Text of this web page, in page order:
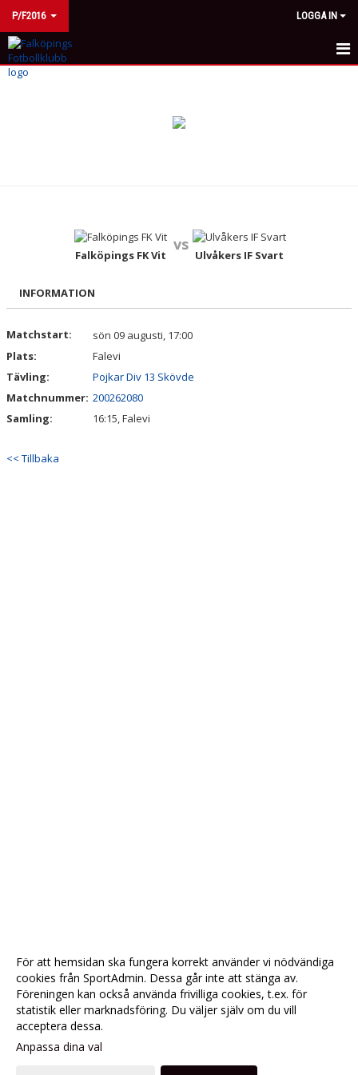
P/F2016 LOGGA IN
HEM
Falköpings FK Vit
vs
Ulvåkers IF Svart
INFORMATION
Matchstart:
sön 09 augusti, 17:00
Plats:
Falevi
Tävling:
Pojkar Div 13 Skövde
Matchnummer: 200262080
Samling:
16:15, Falevi
<< Tillbaka
För att hemsidan ska fungera korrekt använder vi nödvändiga
cookies från SportAdmin. Dessa går inte att stänga av.
Föreningen kan också använda frivilliga cookies, t.ex. för
statistik eller marknadsföring. Du väljer själv om du vill
acceptera dessa.
Anpassa dina val